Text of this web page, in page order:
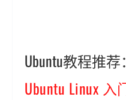
Ubuntu教程推荐：
Ubuntu Linux